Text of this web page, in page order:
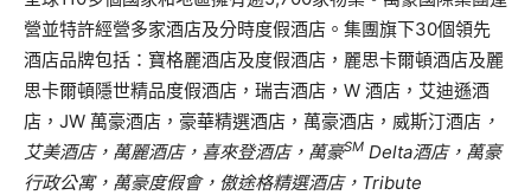
營並特許經營多家酒店及分時度假酒店。集團旗下30個領先
酒店品牌包括：寶格麗酒店及度假酒店，麗思卡爾頓酒店及麗
思卡爾頓隱世精品度假酒店，瑞吉酒店，W 酒店，艾迪遜酒
店，JW 萬豪酒店，豪華精選酒店，萬豪酒店，威斯汀酒店 ，
艾美酒店，萬麗酒店，喜來登酒店，萬豪SM Delta酒店，萬豪
行政公寓，萬豪度假會，傲途格精選酒店， Tribute